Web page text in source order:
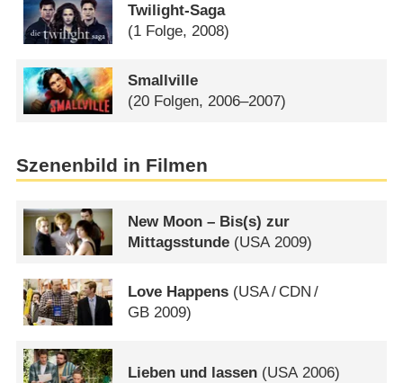
Twilight-Saga
(1 Folge, 2008)
Smallville
(20 Folgen, 2006–2007)
Szenenbild in Filmen
New Moon – Bis(s) zur
Mittagsstunde (USA2009)
Love Happens (USA/ CDN /
GB 2009)
Lieben und lassen (USA 2006)